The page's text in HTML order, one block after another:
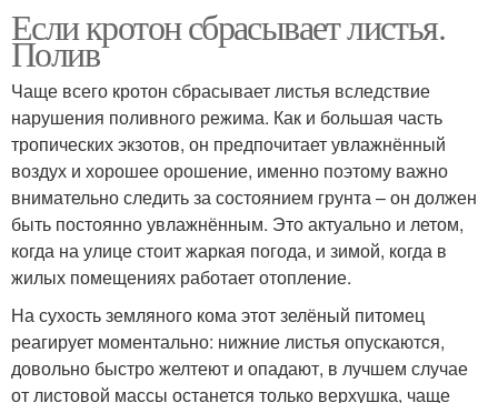
Если кротон сбрасывает листья.
Полив
Чаще всего кротон сбрасывает листья вследствие
нарушения поливного режима. Как и большая часть
тропических экзотов, он предпочитает увлажнённый
воздух и хорошее орошение, именно поэтому важно
внимательно следить за состоянием грунта – он должен
быть постоянно увлажнённым. Это актуально и летом,
когда на улице стоит жаркая погода, и зимой, когда в
жилых помещениях работает отопление.
На сухость земляного кома этот зелёный питомец
реагирует моментально: нижние листья опускаются,
довольно быстро желтеют и опадают, в лучшем случае
от листовой массы останется только верхушка, чаще